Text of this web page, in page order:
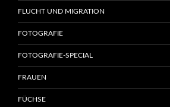
FLUCHT UND MIGRATION
FOTOGRAFIE
FOTOGRAFIE-SPECIAL
FRAUEN
FÜCHSE